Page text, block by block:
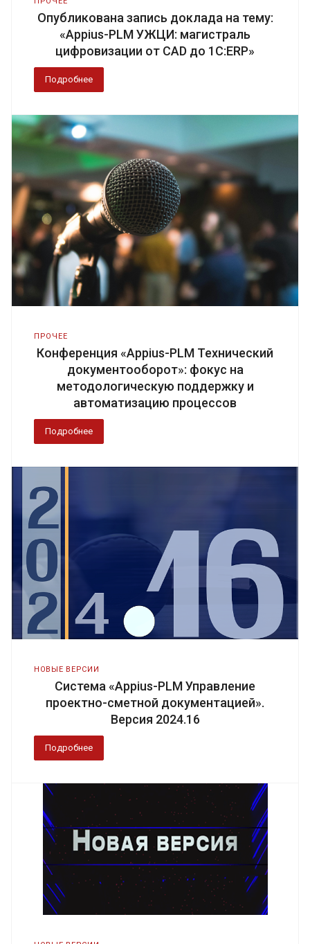
Опубликована запись доклада на тему:
«Appius-PLM УЖЦИ: магистраль
цифровизации от CAD до 1С:ERP»
Подробнее
ПРОЧЕЕ
Конференция «Appius-PLM Технический
документооборот»: фокус на
методологическую поддержку и
автоматизацию процессов
Подробнее
НОВЫЕ ВЕРСИИ
Система «Appius-PLM Управление
проектно-сметной документацией».
Версия 2024.16
Подробнее